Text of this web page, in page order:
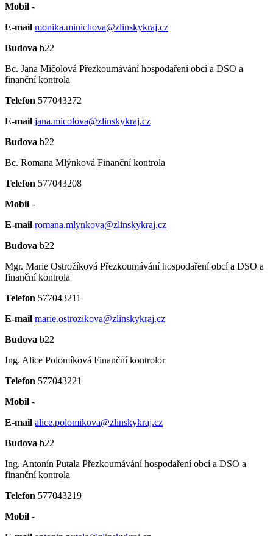
Mobil -
E-mail monika.minichova@zlinskykraj.cz
Budova b22
Bc. Jana Mičolová Přezkoumávání hospodaření obcí a DSO a
finanční kontrola
Telefon 577043272
E-mail jana.micolova@zlinskykraj.cz
Budova b22
Bc. Romana Mlýnková Finanční kontrola
Telefon 577043208
Mobil -
E-mail romana.mlynkova@zlinskykraj.cz
Budova b22
Mgr. Marie Ostrožíková Přezkoumávání hospodaření obcí a DSO a
finanční kontrola
Telefon 577043211
E-mail marie.ostrozikova@zlinskykraj.cz
Budova b22
Ing. Alice Polomíková Finanční kontrolor
Telefon 577043221
Mobil -
E-mail alice.polomikova@zlinskykraj.cz
Budova b22
Ing. Antonín Putala Přezkoumávání hospodaření obcí a DSO a
finanční kontrola
Telefon 577043219
Mobil -